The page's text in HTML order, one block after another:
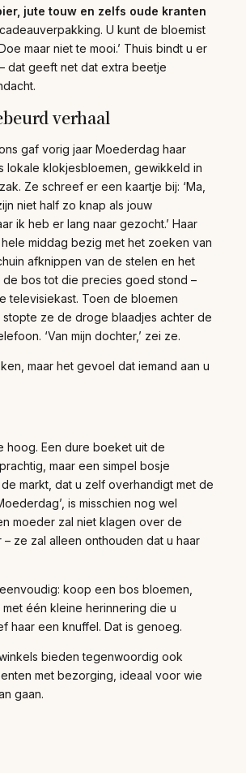
jute touw en zelfs oude kranten
U kunt de bloemist
maar niet te mooi.’ Thuis bindt u er
dat geeft net dat extra beetje
verhaal
gaf vorig jaar Moederdag haar
lokale klokjesbloemen, gewikkeld in
Ze schreef er een kaartje bij: ‘Ma,
niet half zo knap als jouw
ik heb er lang naar gezocht.’ Haar
middag bezig met het zoeken van
afknippen van de stelen en het
de bos tot die precies goed stond –
televisiekast. Toen de bloemen
ze de droge blaadjes achter de
‘Van mijn dochter,’ zei ze.
maar het gevoel dat iemand aan u
hoog. Een dure boeket uit de
maar een simpel bosje
markt, dat u zelf overhandigt met de
is misschien nog wel
moeder zal niet klagen over de
ze zal alleen onthouden dat u haar
koop een bos bloemen,
één kleine herinnering die u
haar een knuffel. Dat is genoeg.
bieden tegenwoordig ook
met bezorging, ideaal voor wie
gaan.